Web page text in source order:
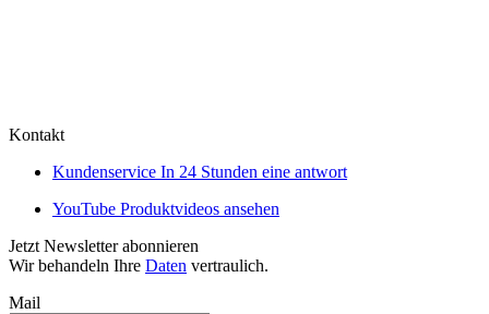
Kontakt
Kundenservice In 24 Stunden eine antwort
YouTube Produktvideos ansehen
Jetzt Newsletter abonnieren
Wir behandeln Ihre Daten vertraulich.
Mail